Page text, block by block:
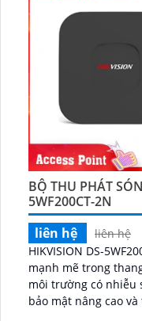
BỘ THU PHÁT
5WF200CT-2N
liên hệ
liên hệ
HIKVISION DS-
mạnh mẽ trong
môi trường có nhiễu sóng. Tích hợp ăng-
bảo mật nâng cao